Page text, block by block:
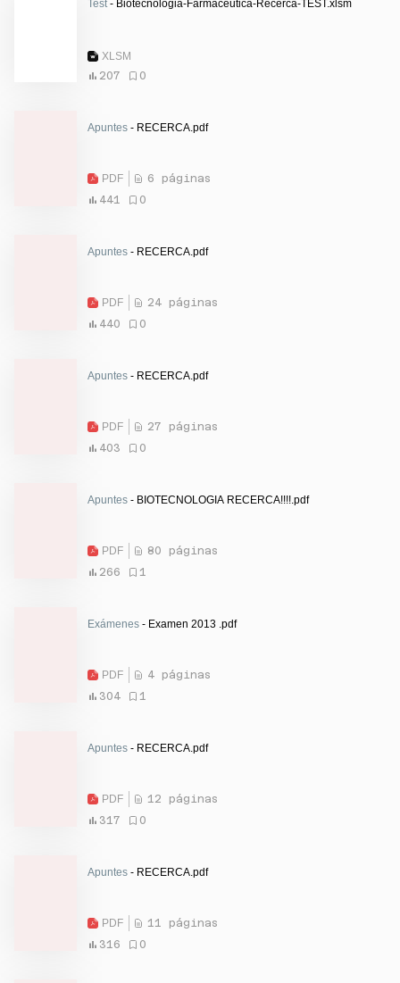
Test - Biotecnologia-Farmaceutica-Recerca-TEST.xlsm
XLSM
207
0
Apuntes - RECERCA.pdf
PDF
6 páginas
441
0
Apuntes - RECERCA.pdf
PDF
24 páginas
440
0
Apuntes - RECERCA.pdf
PDF
27 páginas
403
0
Apuntes - BIOTECNOLOGIA RECERCA!!!!.pdf
PDF
80 páginas
266
1
Exámenes - Examen 2013 .pdf
PDF
4 páginas
304
1
Apuntes - RECERCA.pdf
PDF
12 páginas
317
0
Apuntes - RECERCA.pdf
PDF
11 páginas
316
0